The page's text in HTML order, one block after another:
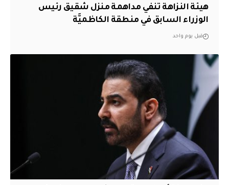
هيئة النزاهة تنفي مداهمة منزل شقيق رئيس
الوزراء السابق في منطقة الكاظميَّة
قبل يوم واحد